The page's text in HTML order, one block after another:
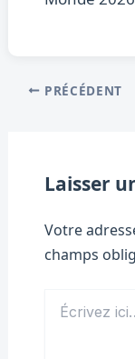
PRÉCÉDENT
Laisser
Votre
champs
ici…